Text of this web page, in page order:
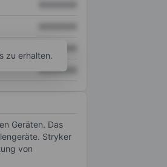
XXXXXXX
zu erhalten.
Geräten. Das
Stryker
von